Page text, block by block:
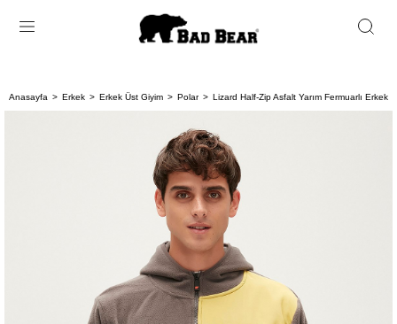
Anasayfa Erkek Erkek Üst Giyim Polar Lizard Half-Zip Asfalt Yarım Fermuarlı Erkek